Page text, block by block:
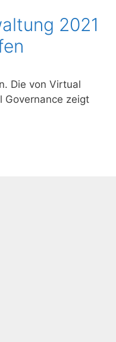
2021
Die von Virtual
Governance zeigt